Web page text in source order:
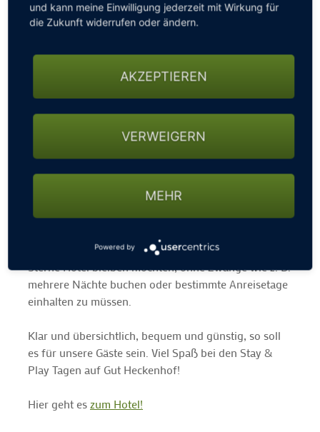
GOLF NEWS
... Übernachten im Einzel- oder Doppelzimmer im
Hotel auf dem Golfplatz, ausgiebig Frühstücken, eine
18-Loch Runde golfen, Sauna und Wellness nach Lust
und Laune und abends ein stilvolles Genießer-
Abendessen im Restaurant genießen, das Alles zu
äußerst günstigen Preisen...schon ab 119€… ein
unschlagbares Angebot, das man sich nicht entgehen
Stay & Play Tage Sie auf der Golfanlage und im 4
Sterne Hotel bleiben möchten, ohne Zwänge wie z. B.
mehrere Nächte buchen oder bestimmte Anreisetage
einhalten zu müssen.
Klar und übersichtlich, bequem und günstig, so soll
es für unsere Gäste sein. Viel Spaß bei den Stay &
Play Tagen auf Gut Heckenhof!
Hier geht eszum Hotel!
und kann meine Einwilligung jederzeit mit Wirkung für
die Zukunft widerrufen oder ändern.
AKZEPTIEREN
VERWEIGERN
MEHR
Powered by